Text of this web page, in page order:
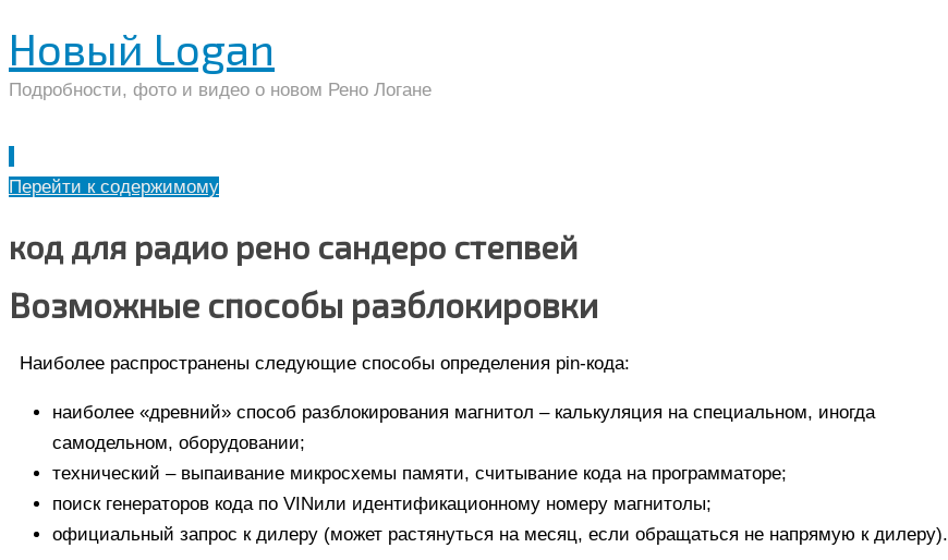
Новый Logan
Подробности, фото и видео о новом Рено Логане
Перейти к содержимому
код для радио рено сандеро степвей
Возможные способы разблокировки
Наиболее распространены следующие способы определения pin-кода:
наиболее «древний» способ разблокирования магнитол – калькуляция на специальном, иногда
самодельном, оборудовании;
технический – выпаивание микросхемы памяти, считывание кода на программаторе;
поиск генераторов кода по VINили идентификационному номеру магнитолы;
официальный запрос к дилеру (может растянуться на месяц, если обращаться не напрямую к дилеру).